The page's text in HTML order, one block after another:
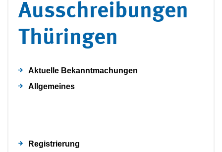
Ausschreibungen
Thüringen
Aktuelle Bekanntmachungen
Allgemeines
Registrierung